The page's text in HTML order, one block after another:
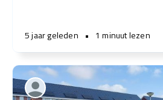
5 jaar geleden • 1 minuut lezen